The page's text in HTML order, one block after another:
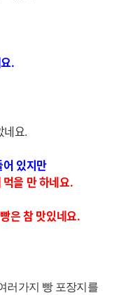
.
네요.
어 있지만
을 만 하네요.
은 참 맛있네요.
러가지 빵 포장지를